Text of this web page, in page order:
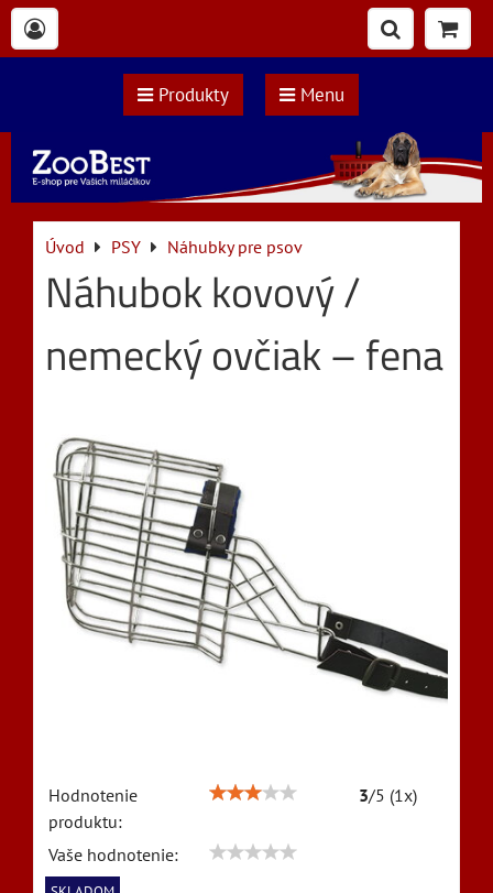
Produkty Menu
Úvod PSY Náhubky pre psov
Náhubok kovový /
nemecký ovčiak – fena
Hodnotenie
produktu:
3/5 (1x)
Vaše hodnotenie: